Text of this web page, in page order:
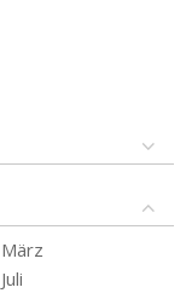
März
Juli